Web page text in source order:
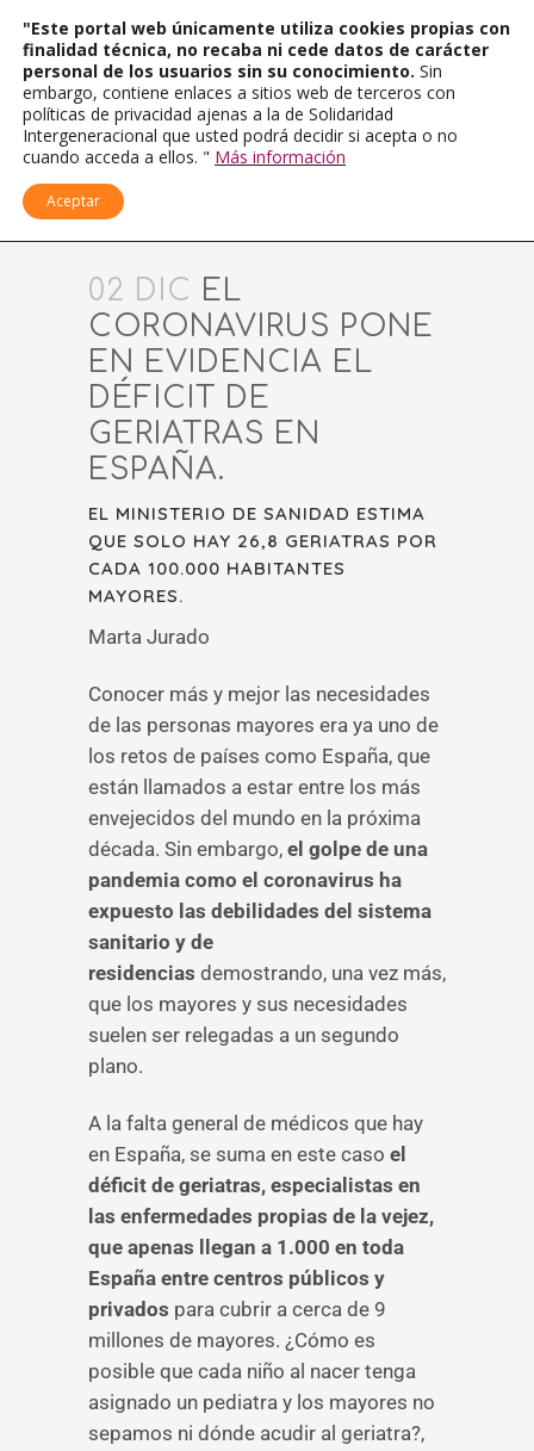
02 DIC EL
CORONAVIRUS PONE
EN EVIDENCIA EL
DÉFICIT DE
GERIATRAS EN
ESPAÑA.
EL MINISTERIO DE SANIDAD ESTIMA
QUE SOLO HAY 26,8 GERIATRAS POR
CADA 100.000 HABITANTES
MAYORES.
Marta Jurado
Conocer más y mejor las necesidades
de las personas mayores era ya uno de
los retos de países como España, que
están llamados a estar entre los más
envejecidos del mundo en la próxima
década. Sin embargo, el golpe de una
pandemia como el coronavirus ha
expuesto las debilidades del sistema
sanitario y de
residencias demostrando, una vez más,
que los mayores y sus necesidades
suelen ser relegadas a un segundo
plano.
A la falta general de médicos que hay
en España, se suma en este caso el
déficit de geriatras, especialistas en
las enfermedades propias de la vejez,
que apenas llegan a 1.000 en toda
España entre centros públicos y
privados para cubrir a cerca de 9
millones de mayores. ¿Cómo es
posible que cada niño al nacer tenga
asignado un pediatra y los mayores no
sepamos ni dónde acudir al geriatra?,
"Este portal web únicamente utiliza cookies propias con
finalidad técnica, no recaba ni cede datos de carácter
personal de los usuarios sin su conocimiento. Sin
embargo, contiene enlaces a sitios web de terceros con
políticas de privacidad ajenas a la de Solidaridad
Intergeneracional que usted podrá decidir si acepta o no
cuando acceda a ellos. " Más información
Aceptar